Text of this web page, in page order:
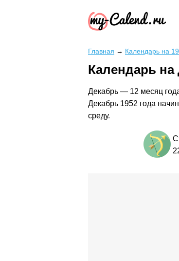
Главная → Календарь на
Календарь на
Декабрь — 12 месяц
Декабрь 1952 года
среду.